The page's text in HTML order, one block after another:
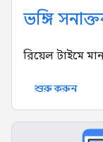
ভঙ্গি
রিয়েল টাইমে
শুরু করুন